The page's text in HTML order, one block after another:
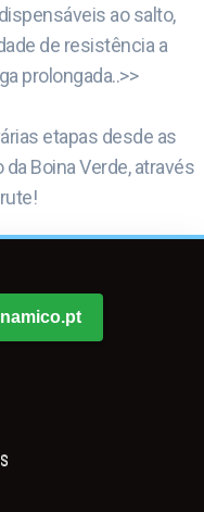
ao salto,
de resistência a
prolongada..>>
etapas desde as
Boina Verde, através